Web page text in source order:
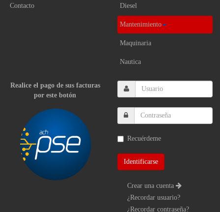
Contacto Diesel
Mantenimiento
Maquinaria
Nautica
Realice el pago de sus facturas
por este botón
Recuérdeme
Crear una cuenta
¿Recordar usuario?
¿Recordar contraseña?